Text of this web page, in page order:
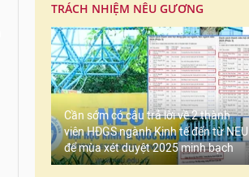
TRÁCH NHIỆM NÊU GƯƠNG
Cần sớm có câu trả lời về 2 thành
viên HĐGS ngành Kinh tế đến từ NEU
để mùa xét duyệt 2025 minh bạch